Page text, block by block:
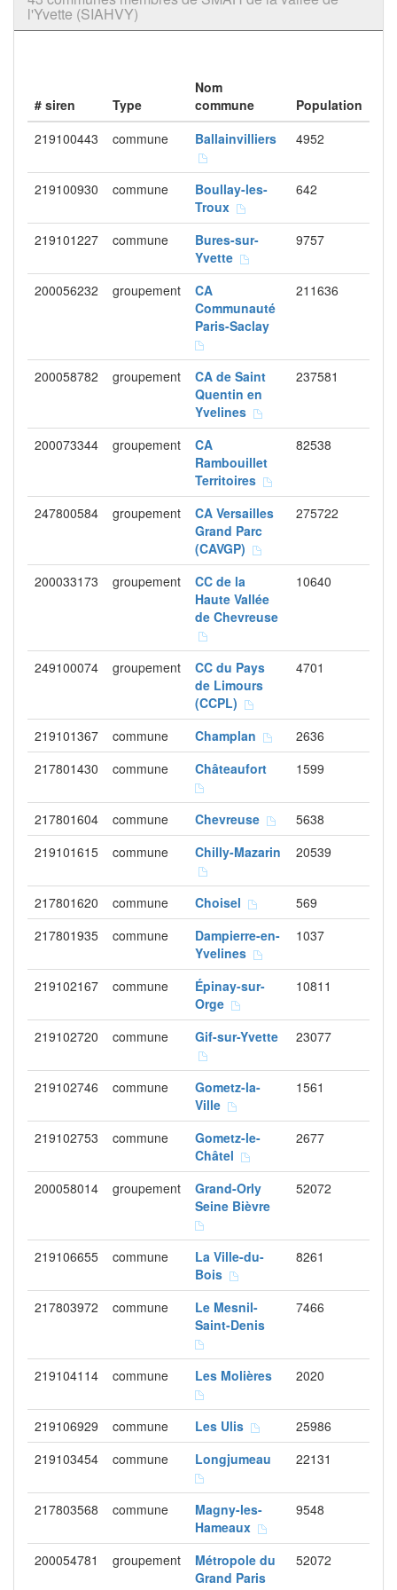
l'Yvette (SIAHVY)
# siren Type
Nom
commune
Population
219100443
commune Ballainvilliers 4952
219100930 commune
Boullay-les-
Troux
642
219101227 commune
Bures-sur-
Yvette
9757
200056232 groupement
CA
Communauté
Paris-Saclay
211636
200058782 groupement
CA de Saint
Quentin en
Yvelines
237581
200073344 groupement
CA
Rambouillet
Territoires
82538
247800584 groupement
CA Versailles
Grand Parc
(CAVGP)
275722
200033173 groupement
CC de la
Haute Vallée
de Chevreuse
10640
249100074 groupement
CC du Pays
de Limours
(CCPL)
4701
219101367 commune Champlan
2636
217801430
commune Châteaufort 1599
217801604 commune Chevreuse
5638
219101615
commune Chilly-Mazarin 20539
217801620 commune Choisel
569
217801935
commune
Dampierre-en-
Yvelines
1037
219102167 commune
Épinay-sur-
Orge
10811
219102720 commune Gif-sur-Yvette 23077
219102746 commune
Gometz-la-
Ville
1561
219102753 commune
Gometz-le-
Châtel
2677
200058014 groupement
Grand-Orly
Seine Bièvre
52072
219106655 commune
La Ville-du-
Bois
8261
217803972 commune
Le Mesnil-
Saint-Denis
7466
219104114 commune Les Molières 2020
219106929 commune Les Ulis
25986
219103454
commune Longjumeau 22131
217803568 commune
Magny-les-
Hameaux
9548
200054781 groupement
Métropole du
Grand Paris
52072